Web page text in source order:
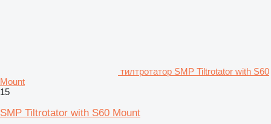
тилтротатор SMP Tiltrotator with S60
Mount
15
SMP Tiltrotator with S60 Mount